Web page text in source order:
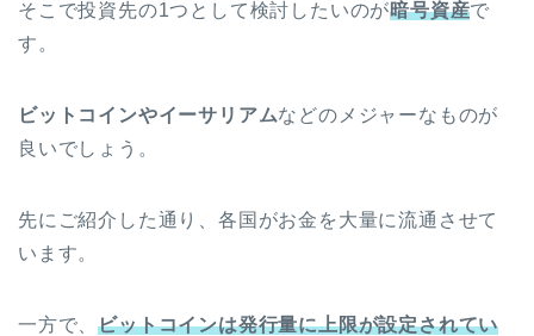
そこで投資先の1つとして検討したいのが暗号資産で
す。
ビットコインやイーサリアムなどのメジャーなものが
良いでしょう。
先にご紹介した通り、各国がお金を大量に流通させて
います。
一方で、ビットコインは発行量に上限が設定されてい